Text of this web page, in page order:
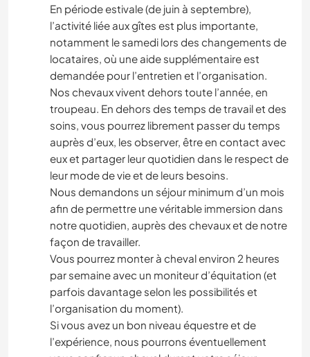
En période estivale (de juin à septembre),
l’activité liée aux gîtes est plus importante,
notamment le samedi lors des changements de
locataires, où une aide supplémentaire est
demandée pour l’entretien et l’organisation.
Nos chevaux vivent dehors toute l’année, en
troupeau. En dehors des temps de travail et des
soins, vous pourrez librement passer du temps
auprès d’eux, les observer, être en contact avec
eux et partager leur quotidien dans le respect de
leur mode de vie et de leurs besoins.
Nous demandons un séjour minimum d’un mois
afin de permettre une véritable immersion dans
notre quotidien, auprès des chevaux et de notre
façon de travailler.
Vous pourrez monter à cheval environ 2 heures
par semaine avec un moniteur d’équitation (et
parfois davantage selon les possibilités et
l’organisation du moment).
Si vous avez un bon niveau équestre et de
l’expérience, nous pourrons éventuellement